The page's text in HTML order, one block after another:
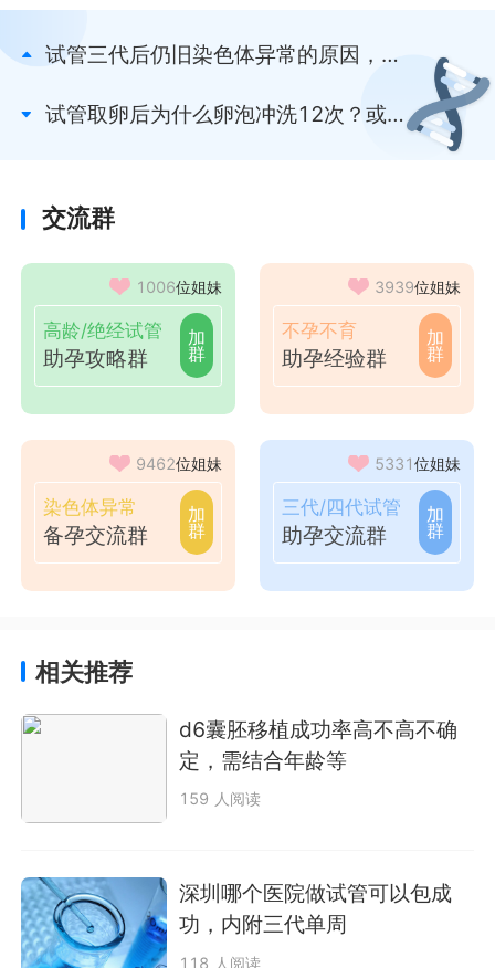
试管三代后仍旧染色体异常的原因，技
试管取卵后为什么卵泡冲洗12次？或与
交流群
1006位姐妹
高龄/绝经试管
助孕攻略群
加
群
3939位姐妹
不孕不育
助孕经验群
加
群
9462位姐妹
染色体异常
备孕交流群
加
群
5331位姐妹
三代/四代试管
助孕交流群
加
群
相关推荐
d6囊胚移植成功率高不高不确
定，需结合年龄等
159 人阅读
深圳哪个医院做试管可以包成
功，内附三代单周
118 人阅读